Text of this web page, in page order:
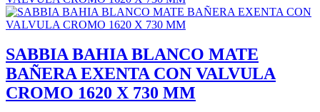
SABBIA BAHIA BLANCO MATE
BAÑERA EXENTA CON VALVULA
CROMO 1620 X 730 MM